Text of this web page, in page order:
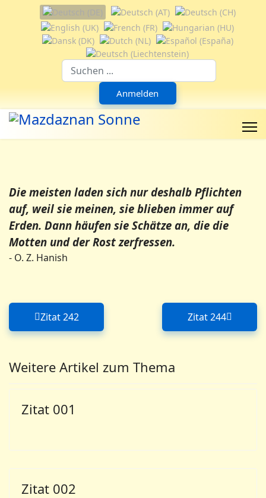
Sprache auswählen
Anmelden
Die meisten laden sich nur deshalb Pflichten
auf, weil sie meinen, sie blieben immer auf
Erden. Dann häufen sie Schätze an, die die
Motten und der Rost zerfressen.
- O. Z. Hanish
Vorheriger Beitrag: Zitat 242
Zitat 242 Nächster
Zitat 244
Weitere Artikel zum Thema
Zitat 001
Zitat 002